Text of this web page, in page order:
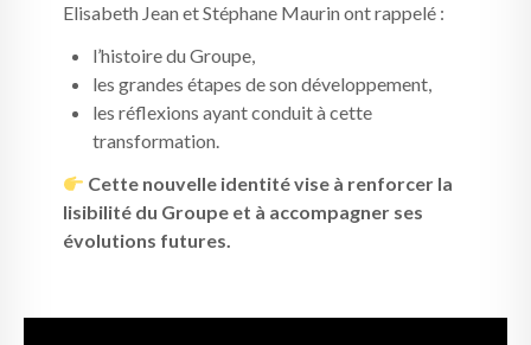
Elisabeth Jean et Stéphane Maurin ont rappelé :
l’histoire du Groupe,
les grandes étapes de son développement,
les réflexions ayant conduit à cette
transformation.
Cette nouvelle identité vise à renforcer la
lisibilité du Groupe et à accompagner ses
évolutions futures.